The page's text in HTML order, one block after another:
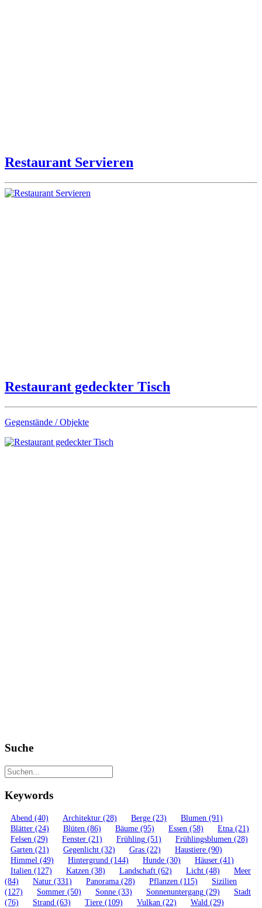
Restaurant Servieren
Restaurant gedeckter Tisch
Gegenstände / Objekte
Suche
Keywords
Abend (40) Architektur (28) Berge (23) Blumen (91)
Blätter (24) Blüten (86) Bäume (95) Essen (58) Etna (21)
Felsen (29) Fenster (21) Frühling (51) Frühlingsblumen (28)
Garten (21) Gegenlicht (32) Gras (22) Haustiere (90)
Himmel (49) Hintergrund (144) Hunde (30) Häuser (41)
Italien (127) Katzen (38) Landschaft (62) Licht (48)
Meer
(84)
Natur (331) Panorama (28) Pflanzen (115)
Sizilien
(127)
Sommer (50) Sonne (33) Sonnenuntergang (29)
Stadt
(76)
Strand (63) Tiere (109) Vulkan (22) Wald (29)